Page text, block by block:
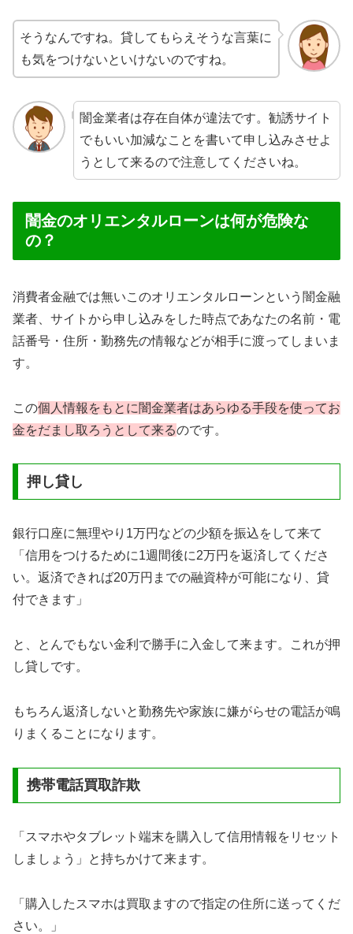
そうなんですね。貸してもらえそうな言葉に
も気をつけないといけないのですね。
闇金業者は存在自体が違法です。勧誘サイト
でもいい加減なことを書いて申し込みさせよ
うとして来るので注意してくださいね。
闇金のオリエンタルローンは何が危険な
の？
消費者金融では無いこのオリエンタルローンという闇金融
業者、サイトから申し込みをした時点であなたの名前・電
話番号・住所・勤務先の情報などが相手に渡ってしまいま
す。
この個人情報をもとに闇金業者はあらゆる手段を使ってお
金をだまし取ろうとして来るのです。
押し貸し
銀行口座に無理やり1万円などの少額を振込をして来て
「信用をつけるために1週間後に2万円を返済してくださ
い。返済できれば20万円までの融資枠が可能になり、貸
付できます」
と、とんでもない金利で勝手に入金して来ます。これが押
し貸しです。
もちろん返済しないと勤務先や家族に嫌がらせの電話が鳴
りまくることになります。
携帯電話買取詐欺
「スマホやタブレット端末を購入して信用情報をリセット
しましょう」と持ちかけて来ます。
「購入したスマホは買取ますので指定の住所に送ってくだ
さい。」